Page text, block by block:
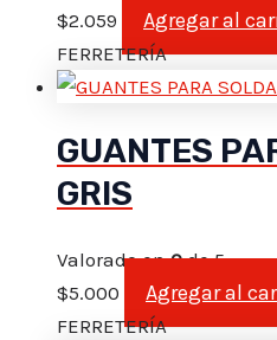
$2.059 Agregar al
FERRETERÍA
GUANTES
GRIS
Valorado en0de 5
$5.000 Agregar al
FERRETERÍA